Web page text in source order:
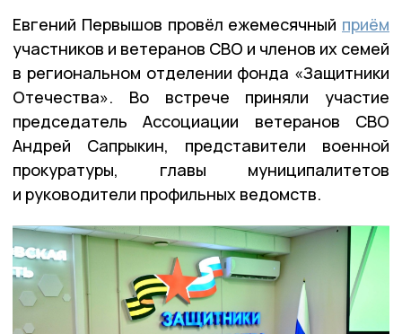
Евгений Первышов провёл ежемесячный приём
участников и ветеранов СВО и членов их семей
в региональном отделении фонда «Защитники
Отечества». Во встрече приняли участие
председатель Ассоциации ветеранов СВО
Андрей Сапрыкин, представители военной
прокуратуры, главы муниципалитетов
и руководители профильных ведомств.